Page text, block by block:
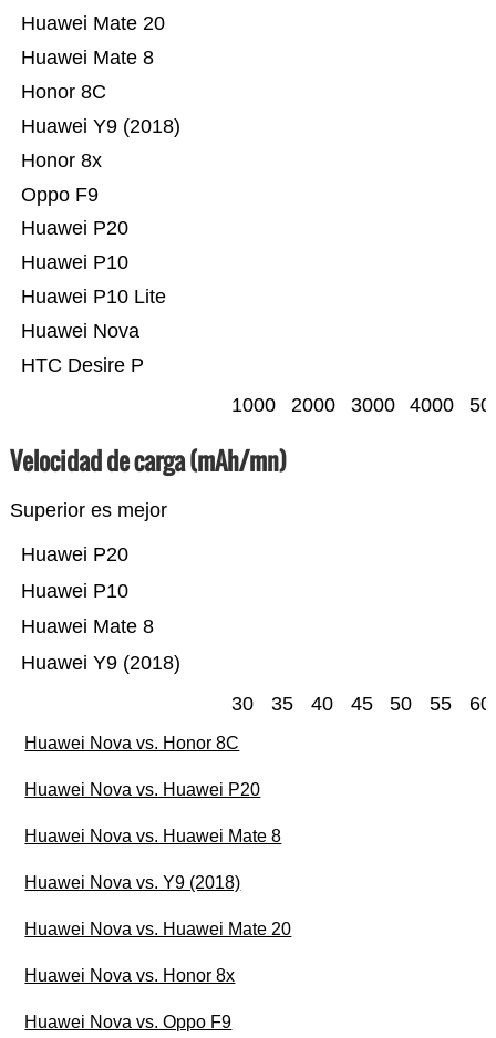
HTC Desire P
Huawei Nova
Huawei P10 Lite
Huawei P10
Huawei P20
Oppo F9
Honor 8x
Huawei Y9 (2018)
Honor 8C
Huawei Mate 8
Huawei Mate 20
1000 2000 3000 4000
Velocidad de carga (mAh/mn)
Superior es mejor
Huawei Y9 (2018)
Huawei Mate 8
Huawei P10
Huawei P20
30 35 40 45 50 55 60
Huawei Nova vs. Honor 8C
Huawei Nova vs. Huawei P20
Huawei Nova vs. Huawei Mate 8
Huawei Nova vs. Y9 (2018)
Huawei Nova vs. Huawei Mate 20
Huawei Nova vs. Honor 8x
Huawei Nova vs. Oppo F9